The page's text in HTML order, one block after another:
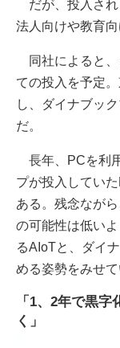
だが、投入され
法人向けや教育向
同社によると、
ての投入を予定
し、ダイナブッ
だ。
長年、PCを利
プが投入してい
ある。残念なが
の可能性は低い
るAIoTと、ダイ
める姿勢をみせて
「1、2年で黒
く」